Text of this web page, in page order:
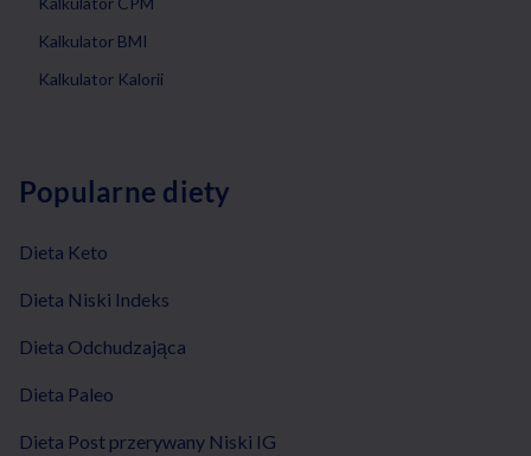
Kalkulator BMI
Kalkulator Kalorii
Popularne diety
Dieta Keto
Dieta Niski Indeks
Dieta Odchudzająca
Dieta Paleo
Dieta Post przerywany Niski IG